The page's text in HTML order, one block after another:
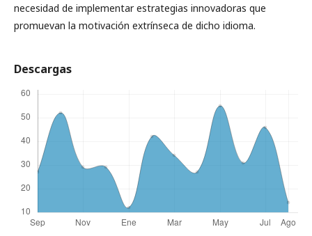
necesidad de implementar estrategias innovadoras que
promuevan la motivación extrínseca de dicho idioma.
Descargas